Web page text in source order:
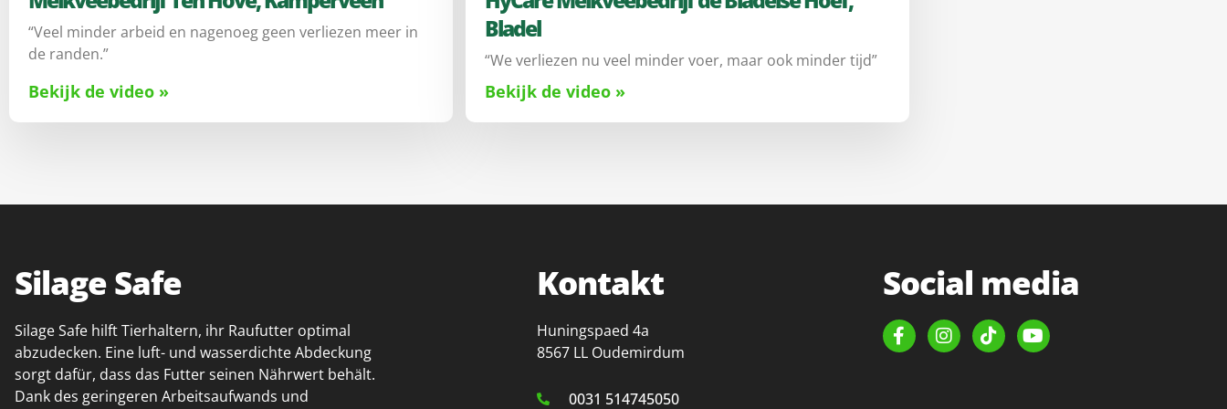
“Veel minder arbeid en nagenoeg geen verliezen meer in
de randen.”
Bekijk de video »
Bladel
“We verliezen nu veel minder voer, maar ook minder tijd”
Bekijk de video »
Silage Safe
Silage Safe hilft Tierhaltern, ihr Raufutter optimal
abzudecken. Eine luft- und wasserdichte Abdeckung
sorgt dafür, dass das Futter seinen Nährwert behält.
Dank des geringeren Arbeitsaufwands und
Kontakt
Huningspaed 4a
8567 LL Oudemirdum
0031 514745050
Social media